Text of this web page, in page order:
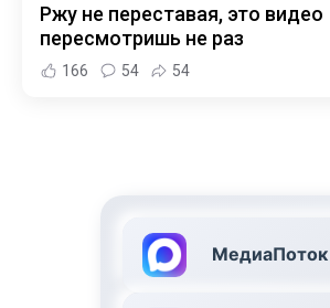
Ржу не переставая, это видео
пересмотришь не раз
166 54 54
МедиаПоток